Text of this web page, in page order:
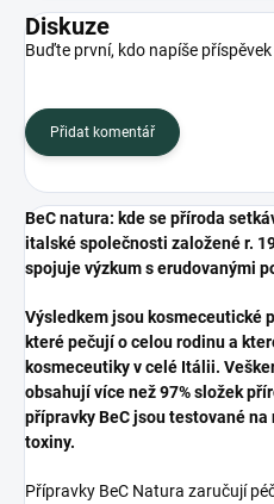
Diskuze
Buďte první, kdo napíše
Přidat komentář
BeC natura: kde se příroda
italské společnosti založené r.
spojuje výzkum s erudovanými
Výsledkem jsou kosmeceutické
které pečují o celou rodinu a
kosmeceutiky v celé Itálii.
obsahují více než 97% složek
přípravky BeC jsou testované na
toxiny.
Přípravky BeC Natura zaručují